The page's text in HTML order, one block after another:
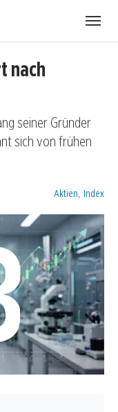
nach
seiner Gründer
sich von frühen
Kategorien:
Aktien Index